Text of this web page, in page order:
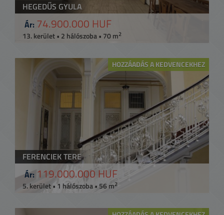
HEGEDŰS GYULA
Ár: 74.900.000 HUF
13. kerület • 2 hálószoba • 70 m2
HOZZÁADÁS A KEDVENCEKHEZ
FERENCIEK TERE
Ár: 119.000.000 HUF
5. kerület • 1 hálószoba • 56 m2